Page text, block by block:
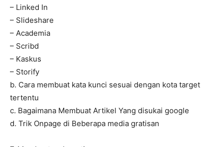
– Linked In
– Slideshare
– Academia
– Scribd
– Kaskus
– Storify
b. Cara membuat kata kunci sesuai dengan kota target
tertentu
c. Bagaimana Membuat Artikel Yang disukai google
d. Trik Onpage di Beberapa media gratisan